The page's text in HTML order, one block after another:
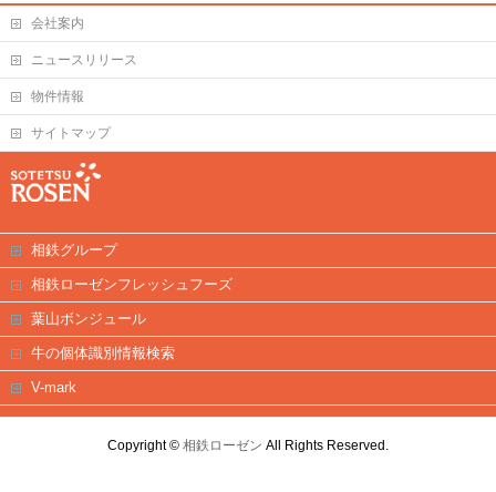
会社案内
ニュースリリース
物件情報
サイトマップ
相鉄グループ
相鉄ローゼンフレッシュフーズ
葉山ボンジュール
牛の個体識別情報検索
V-mark
Copyright © 相鉄ローゼン All Rights Reserved.